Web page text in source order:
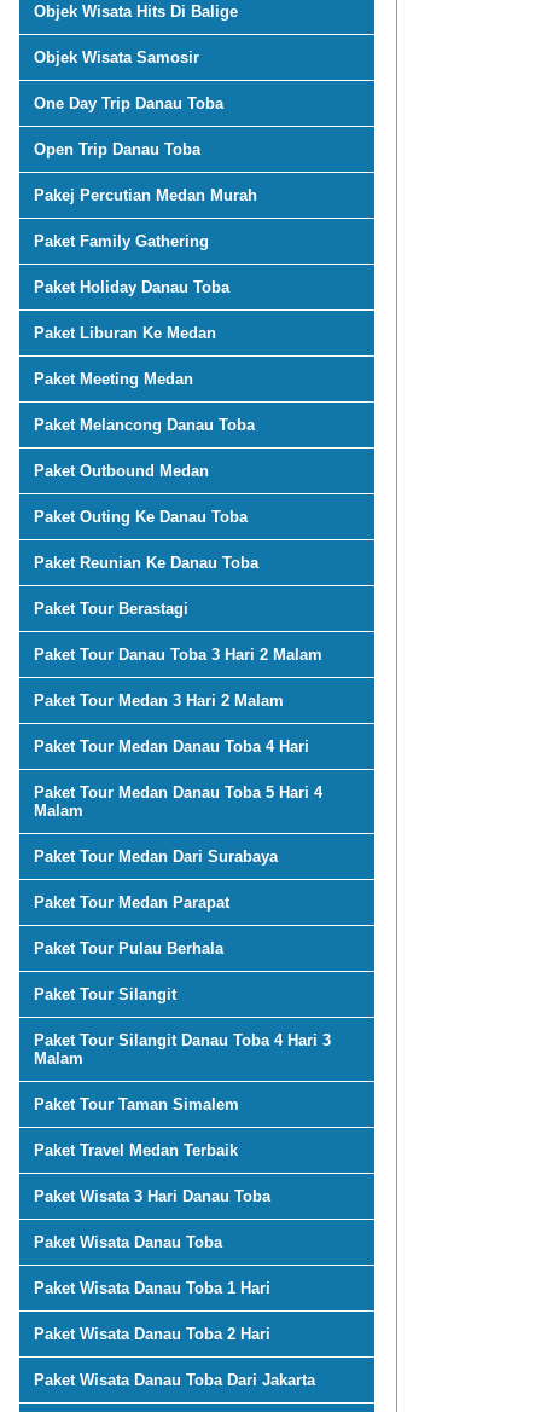
Objek Wisata Hits Di Balige
Objek Wisata Samosir
One Day Trip Danau Toba
Open Trip Danau Toba
Pakej Percutian Medan Murah
Paket Family Gathering
Paket Holiday Danau Toba
Paket Liburan Ke Medan
Paket Meeting Medan
Paket Melancong Danau Toba
Paket Outbound Medan
Paket Outing Ke Danau Toba
Paket Reunian Ke Danau Toba
Paket Tour Berastagi
Paket Tour Danau Toba 3 Hari 2 Malam
Paket Tour Medan 3 Hari 2 Malam
Paket Tour Medan Danau Toba 4 Hari
Paket Tour Medan Danau Toba 5 Hari 4
Malam
Paket Tour Medan Dari Surabaya
Paket Tour Medan Parapat
Paket Tour Pulau Berhala
Paket Tour Silangit
Paket Tour Silangit Danau Toba 4 Hari 3
Malam
Paket Tour Taman Simalem
Paket Travel Medan Terbaik
Paket Wisata 3 Hari Danau Toba
Paket Wisata Danau Toba
Paket Wisata Danau Toba 1 Hari
Paket Wisata Danau Toba 2 Hari
Paket Wisata Danau Toba Dari Jakarta